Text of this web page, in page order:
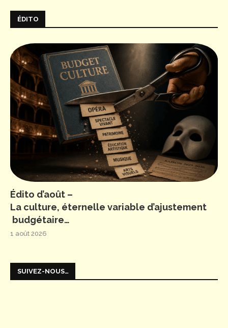
ÉDITO
Édito d’août –
La culture, éternelle variable d’ajustement
budgétaire…
1 août 2026
SUIVEZ-NOUS…